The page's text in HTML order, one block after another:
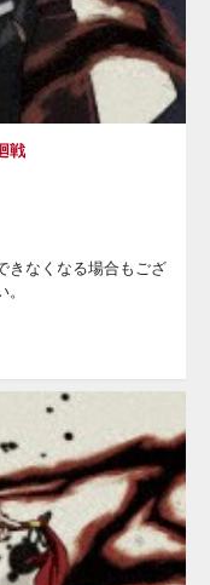
戦
きなくなる場合もござ